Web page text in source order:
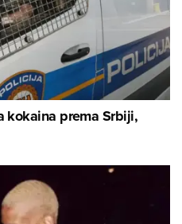
kokaina prema Srbiji,